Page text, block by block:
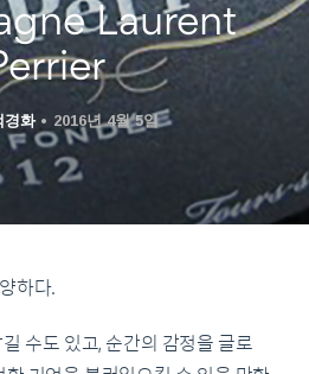
Laurent
경화 2016년 4월 5일
하다.
수도 있고, 순간의 감정을 글로